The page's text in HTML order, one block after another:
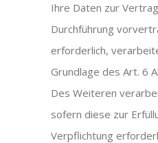
Ihre Daten zur
Durchführung
erforderlich,
Grundlage des Art. 6
Des Weiteren
sofern diese zur
Verpflichtung